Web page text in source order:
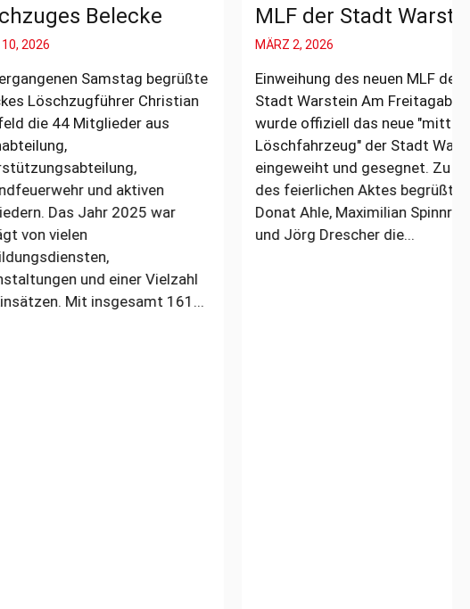
Belecke
Samstag begrüßte
Christian
aus
und aktiven
Jahr 2025 war
und einer Vielzahl
insgesamt 161...
MLF der Stadt Warstein
MÄRZ 2, 2026
Einweihung des neuen MLF der
Stadt Warstein Am Freitagabend
wurde offiziell das neue "mittlere
Löschfahrzeug" der Stadt Warstein
eingeweiht und gesegnet. Zu Beginn
des feierlichen Aktes begrüßten
Donat Ahle, Maximilian Spinnrath
und Jörg Drescher die...